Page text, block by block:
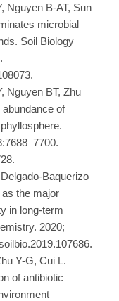
Nguyen B-AT, Sun
microbial
Soil Biology
Nguyen BT, Zhu
of
Baquerizo
the major
in long-term
2020;
Y-G, Cui L.
of antibiotic